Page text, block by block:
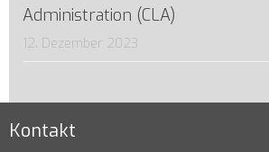
Administration (CLA)
12. Dezember 2023
Kontakt